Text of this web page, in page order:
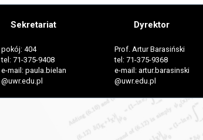
Sekretariat
pokój: 404
tel: 71-375-9408
e-mail: paula.bielan
@uwr.edu.pl
Dyrektor
Prof. Artur Barasiński
tel: 71-375-9368
e-mail: artur.barasinski
@uwr.edu.pl